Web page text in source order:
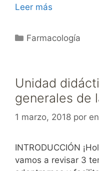
Leer más
Categorías
Farmacología
Unidad
generales de
1 marzo, 2018 por
INTRODUCCIÓN
vamos a revisar 3